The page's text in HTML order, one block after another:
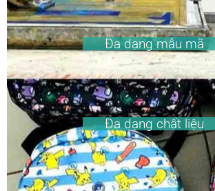
Đa dạng mẫu mã
Đa dạng chất liệu